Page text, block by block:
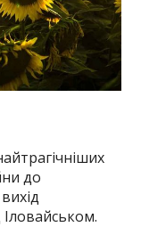
до
Іловайськом.